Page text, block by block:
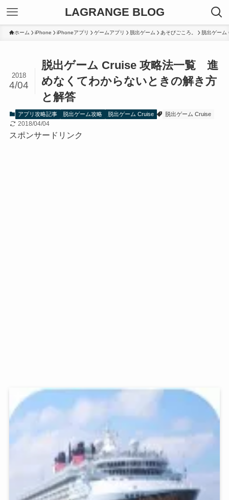
LAGRANGE BLOG
ホーム iPhone iPhoneアプリ ゲームアプリ 脱出ゲーム あそびごころ。 脱出ゲーム
脱出ゲーム Cruise 攻略法一覧 進
めなくてわからないときの解き方
と解答
2018
4/04
アプリ攻略記事 脱出ゲーム攻略 脱出ゲーム Cruise 脱出ゲーム Cruise
2018/04/04
スポンサードリンク